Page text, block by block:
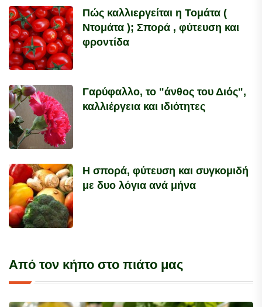
Πώς καλλιεργείται η Τομάτα (
Ντομάτα ); Σπορά , φύτευση και
φροντίδα
Γαρύφαλλο, το "άνθος του Διός",
καλλιέργεια και ιδιότητες
Η σπορά, φύτευση και συγκομιδή
με δυο λόγια ανά μήνα
Από τον κήπο στο πιάτο μας